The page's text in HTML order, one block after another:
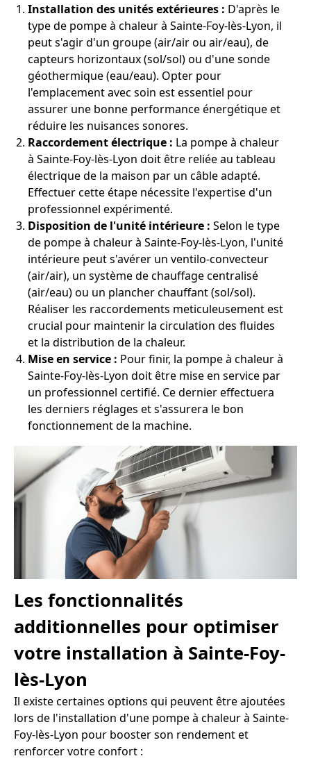
Installation des unités extérieures : D'après le
type de pompe à chaleur à Sainte-Foy-lès-Lyon, il
peut s'agir d'un groupe (air/air ou air/eau), de
capteurs horizontaux (sol/sol) ou d'une sonde
géothermique (eau/eau). Opter pour
l'emplacement avec soin est essentiel pour
assurer une bonne performance énergétique et
réduire les nuisances sonores.
Raccordement électrique : La pompe à chaleur
à Sainte-Foy-lès-Lyon doit être reliée au tableau
électrique de la maison par un câble adapté.
Effectuer cette étape nécessite l'expertise d'un
professionnel expérimenté.
Disposition de l'unité intérieure : Selon le type
de pompe à chaleur à Sainte-Foy-lès-Lyon, l'unité
intérieure peut s'avérer un ventilo-convecteur
(air/air), un système de chauffage centralisé
(air/eau) ou un plancher chauffant (sol/sol).
Réaliser les raccordements meticuleusement est
crucial pour maintenir la circulation des fluides
et la distribution de la chaleur.
Mise en service : Pour finir, la pompe à chaleur à
Sainte-Foy-lès-Lyon doit être mise en service par
un professionnel certifié. Ce dernier effectuera
les derniers réglages et s'assurera le bon
fonctionnement de la machine.
Les fonctionnalités
additionnelles pour optimiser
votre installation à Sainte-Foy-
lès-Lyon
Il existe certaines options qui peuvent être ajoutées
lors de l'installation d'une pompe à chaleur à Sainte-
Foy-lès-Lyon pour booster son rendement et
renforcer votre confort :